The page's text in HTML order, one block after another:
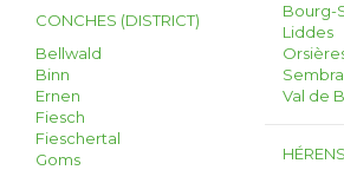
CONCHES (DISTRICT)
Bellwald
Binn
Ernen
Fiesch
Fieschertal
Goms
Bourg-
Liddes
Val de